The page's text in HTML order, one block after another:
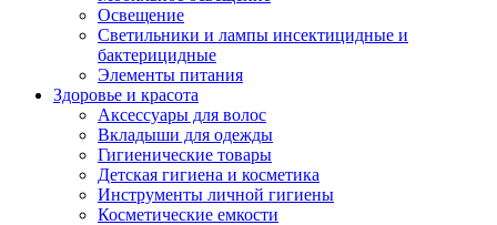
Освещение
Светильники и лампы инсектицидные и
бактерицидные
Элементы питания
Здоровье и красота
Аксессуары для волос
Вкладыши для одежды
Гигиенические товары
Детская гигиена и косметика
Инструменты личной гигиены
Косметические емкости